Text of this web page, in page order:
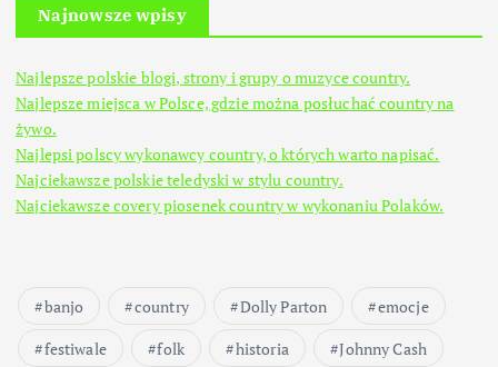
Najnowsze wpisy
Najlepsze polskie blogi, strony i grupy o muzyce country.
Najlepsze miejsca w Polsce, gdzie można posłuchać country na
żywo.
Najlepsi polscy wykonawcy country, o których warto napisać.
Najciekawsze polskie teledyski w stylu country.
Najciekawsze covery piosenek country w wykonaniu Polaków.
banjo country Dolly Parton
emocje
festiwale
folk historia
Johnny Cash